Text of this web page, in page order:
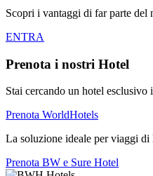
Scopri i vantaggi di far parte del
ENTRA
Prenota i nostri Hotel
Stai cercando un hotel esclusivo
Prenota WorldHotels
La soluzione ideale per viaggi
Prenota BW e Sure Hotel